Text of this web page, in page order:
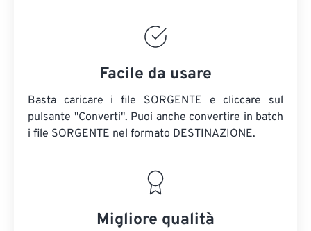
Facile da usare
Basta caricare i file SORGENTE e cliccare sul
pulsante "Converti". Puoi anche convertire in batch
i file SORGENTE nel formato DESTINAZIONE.
Migliore qualità